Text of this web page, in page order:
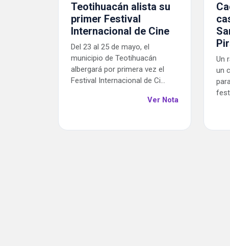
Teotihuacán alista su
primer Festival
Internacional de Cine
Del 23 al 25 de mayo, el
municipio de Teotihuacán
albergará por primera vez el
Festival Internacional de Ci...
Ver Nota
Un
un